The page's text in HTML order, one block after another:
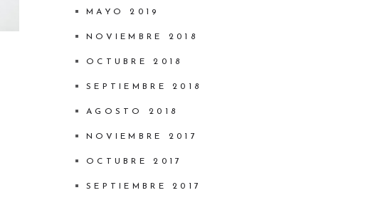
MAYO 2019
NOVIEMBRE 2018
OCTUBRE 2018
SEPTIEMBRE 2018
AGOSTO 2018
NOVIEMBRE 2017
OCTUBRE 2017
SEPTIEMBRE 2017